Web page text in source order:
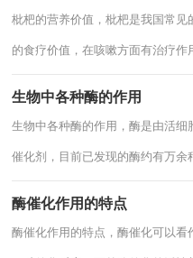
枇杷的营养价值，枇杷是我国常
的食疗价值，在咳嗽方面有治疗
生物中各种酶的作用
生物中各种酶的作用，酶是由活
催化剂，目前已发现的酶约有万
酶催化作用的特点
酶催化作用的特点，酶催化可以